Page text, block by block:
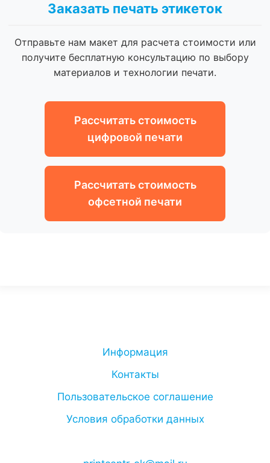
Заказать печать этикеток
Отправьте нам макет для расчета стоимости или
получите бесплатную консультацию по выбору
материалов и технологии печати.
Рассчитать стоимость
цифровой печати
Рассчитать стоимость
офсетной печати
Информация
Контакты
Пользовательское соглашение
Условия обработки данных